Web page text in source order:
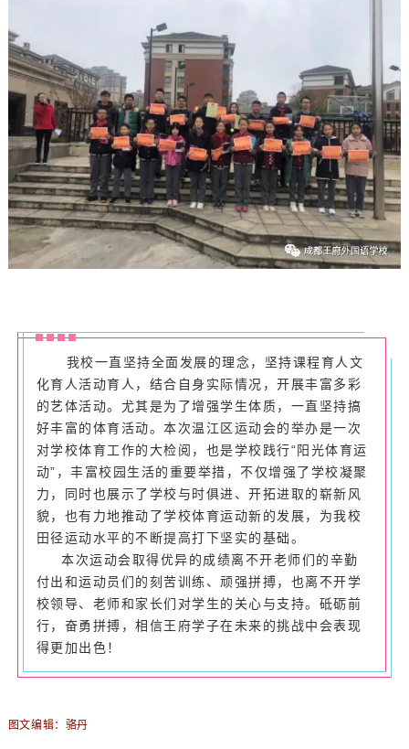
我校一直坚持全面发展的理念，坚持课程育人文
化育人活动育人，结合自身实际情况，开展丰富多彩
的艺体活动。尤其是为了增强学生体质，一直坚持搞
好丰富的体育活动。本次温江区运动会的举办是一次
对学校体育工作的大检阅，也是学校践行“阳光体育运
动”，丰富校园生活的重要举措，不仅增强了学校凝聚
力，同时也展示了学校与时俱进、开拓进取的崭新风
貌，也有力地推动了学校体育运动新的发展，为我校
田径运动水平的不断提高打下坚实的基础。
本次运动会取得优异的成绩离不开老师们的辛勤
付出和运动员们的刻苦训练、顽强拼搏，也离不开学
校领导、老师和家长们对学生的关心与支持。砥砺前
行，奋勇拼搏，相信王府学子在未来的挑战中会表现
得更加出色！
图文编辑：骆丹